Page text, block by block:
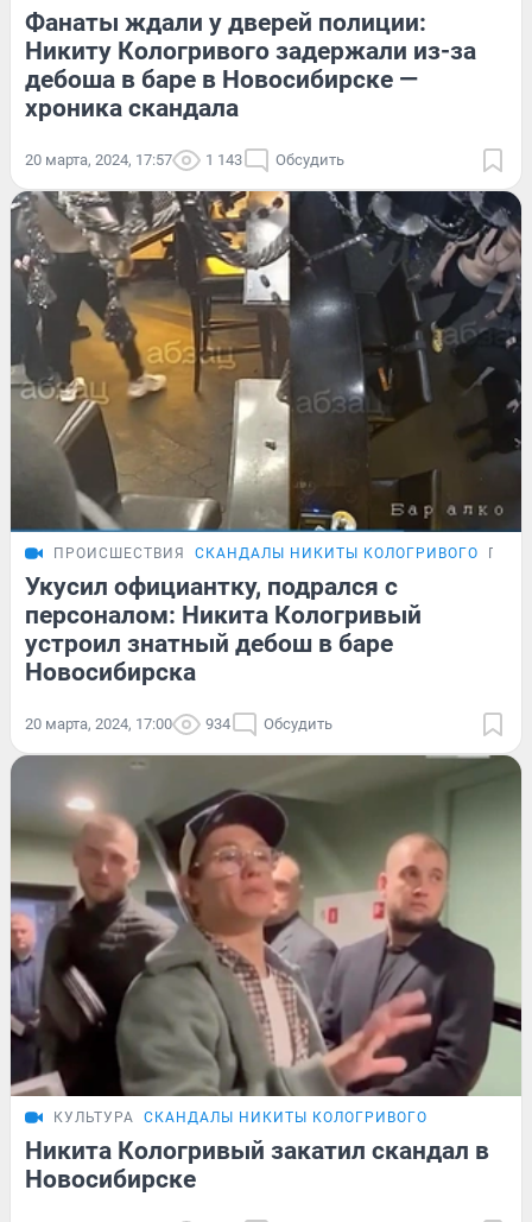
Фанаты ждали у дверей полиции:
Никиту Кологривого задержали из-за
дебоша в баре в Новосибирске —
хроника скандала
20 марта, 2024, 17:57 1 143 Обсудить
ПРОИСШЕСТВИЯ СКАНДАЛЫ НИКИТЫ КОЛОГРИВОГО
Укусил официантку, подрался с
персоналом: Никита Кологривый
устроил знатный дебош в баре
Новосибирска
20 марта, 2024, 17:00 934 Обсудить
КУЛЬТУРА СКАНДАЛЫ НИКИТЫ КОЛОГРИВОГО
Никита Кологривый закатил скандал в
Новосибирске